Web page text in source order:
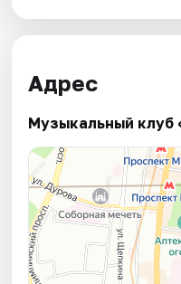
Адрес
Музыкальный клуб